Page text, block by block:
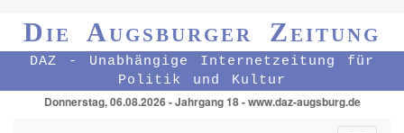
Die Augsburger Zeitung
DAZ - Unabhängige Internetzeitung für
Politik und Kultur
Donnerstag, 06.08.2026 - Jahrgang 18 - www.daz-augsburg.de